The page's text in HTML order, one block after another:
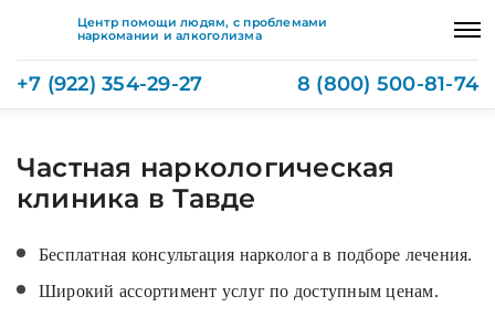
Центр помощи людям, с проблемами
наркомании и алкоголизма
+7 (922) 354-29-27 8 (800) 500-81-74
Частная наркологическая
клиника в Тавде
Бесплатная консультация нарколога в подборе лечения.
Широкий ассортимент услуг по доступным ценам.